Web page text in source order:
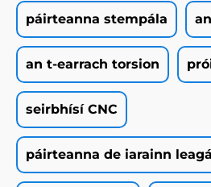
páirteanna stempála
an t-earrach torsion
seirbhísí CNC
páirteanna de iarainn